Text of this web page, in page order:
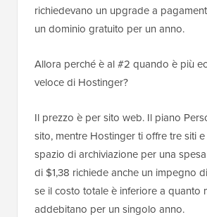
richiedevano un upgrade a
un dominio gratuito per un anno.
Allora perché è al #2 quando è più
veloce di Hostinger?
Il prezzo è per sito web. Il piano
sito, mentre Hostinger ti offre tre siti
spazio di archiviazione per una
di $1,38 richiede anche un impegno
se il costo totale è inferiore a quanto
addebitano per un singolo anno.